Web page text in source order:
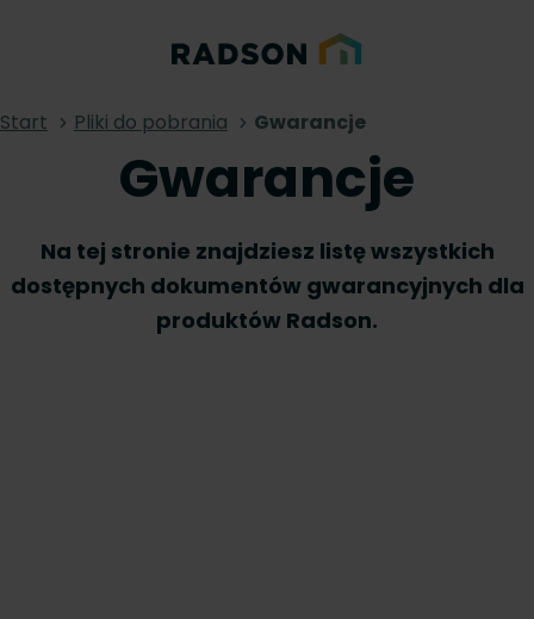
Start Pliki do pobrania Gwarancje
Gwarancje
Na tej stronie znajdziesz listę wszystkich
dostępnych dokumentów gwarancyjnych dla
produktów Radson.